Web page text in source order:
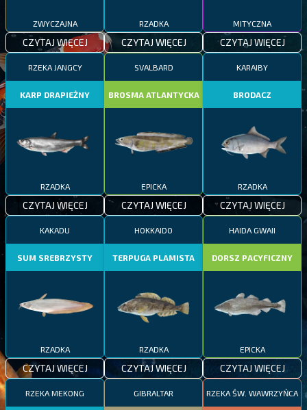
ZWYCZAJNA
CZYTAJ WIĘCEJ
RZADKA
CZYTAJ WIĘCEJ
MITYCZNA
CZYTAJ WIĘCEJ
RZEKA JANGCY
KARP DRAPIEŻNY
RZADKA
CZYTAJ WIĘCEJ
SVALBARD
BROSMA ATLANTYCKA
EPICKA
CZYTAJ WIĘCEJ
KARAIBY
BRODACZ
RZADKA
CZYTAJ WIĘCEJ
KAKADU
SUM SREBRZYSTY
RZADKA
CZYTAJ WIĘCEJ
HOKKAIDO
TERPUGA PLAMISTA
RZADKA
CZYTAJ WIĘCEJ
HAIDA GWAII
DORSZ PACYFICZNY
EPICKA
CZYTAJ WIĘCEJ
RZEKA MEKONG GIBRALTAR RZEKA ŚW. WAWRZYŃCA